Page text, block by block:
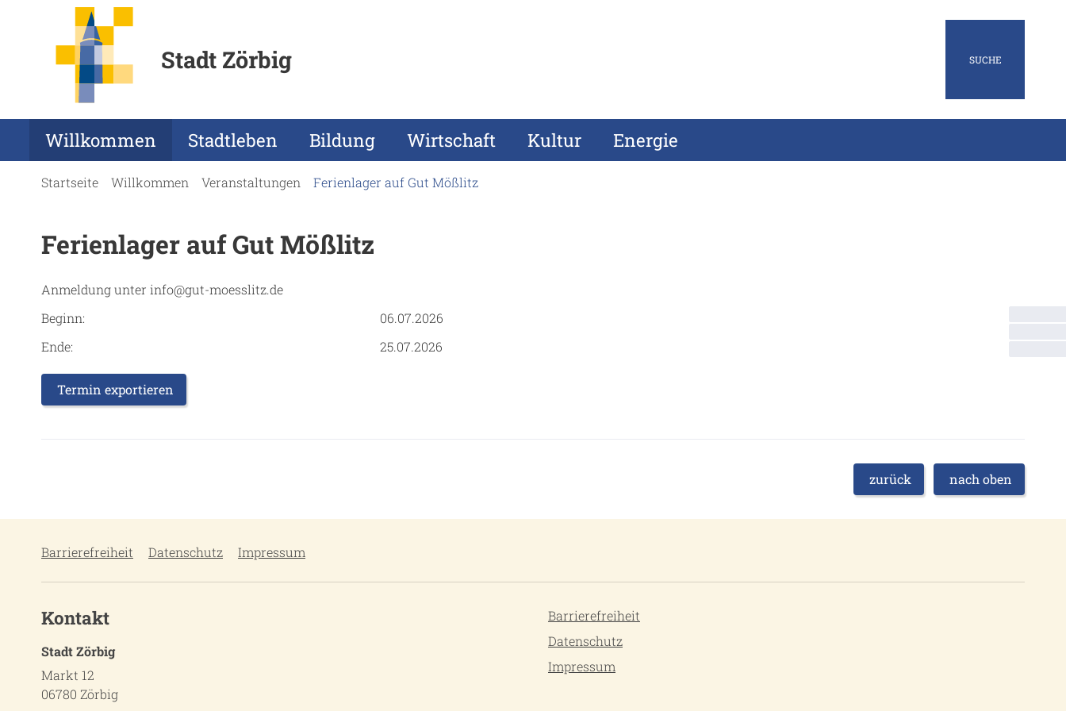
Stadt Zörbig SUCHE
Willkommen Stadtleben Bildung Wirtschaft Kultur Energie
Startseite Willkommen Veranstaltungen Ferienlager auf Gut Mößlitz
Ferienlager auf Gut Mößlitz
Anmeldung unter info@gut-moesslitz.de
Beginn:
06.07.2026
Ende:
25.07.2026
Termin exportieren
zurück nach oben
Barrierefreiheit Datenschutz Impressum
Kontakt
Stadt Zörbig
Markt 12
06780 Zörbig
Barrierefreiheit
Datenschutz
Impressum